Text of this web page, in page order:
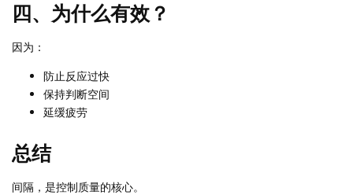
四、为什么有效？
因为：
防止反应过快
保持判断空间
延缓疲劳
总结
间隔，是控制质量的核心。